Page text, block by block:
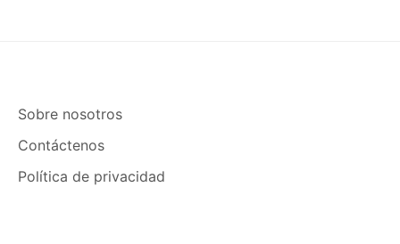
Sobre nosotros
Contáctenos
Política de privacidad